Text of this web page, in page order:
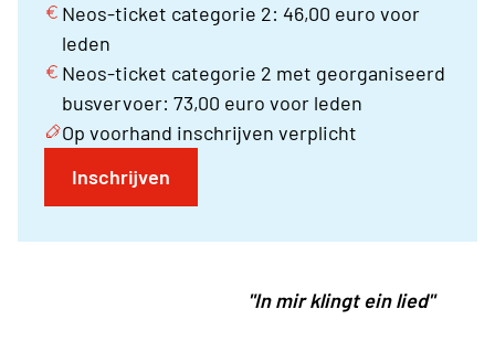
Neos-ticket categorie 2: 46,00 euro voor
leden
Neos-ticket categorie 2 met georganiseerd
busvervoer: 73,00 euro voor leden
Op voorhand inschrijven verplicht
Inschrijven
"In mir klingt ein lied"